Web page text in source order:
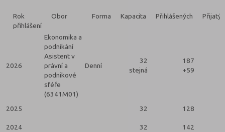
Rok
přihlášení
Obor Forma Kapacita Přihlášených
2026
Ekonomika a
podnikání
Asistent v
právní a
podnikové
sféře
(6341M01)
Denní
32
stejná
187
+59
2025 32 128
2024 32 142